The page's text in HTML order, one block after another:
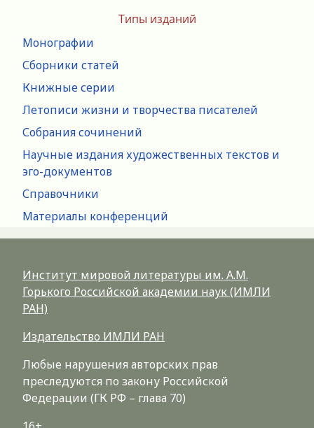
Типы изданий
Монографии
Сборники статей
Книжные серии
Летописи жизни и творчества писателей
Собрания сочинений
Научные издания художественных текстов и
эго-документов
Справочники
Материалы конференций
Институт мировой литературы им. А.М.
Горького Российской академии наук (ИМЛИ
РАН)
Издательство ИМЛИ РАН
Любые нарушения авторских прав
преследуются по закону Российской
Федерации (ГК РФ – глава 70)